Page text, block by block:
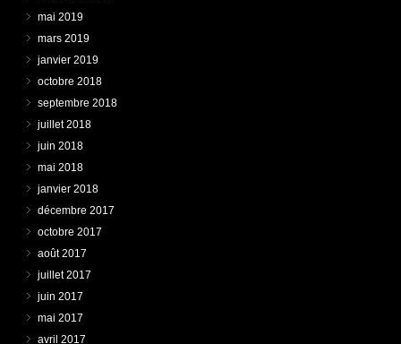
mai 2019
mars 2019
janvier 2019
octobre 2018
septembre 2018
juillet 2018
juin 2018
mai 2018
janvier 2018
décembre 2017
octobre 2017
août 2017
juillet 2017
juin 2017
mai 2017
avril 2017